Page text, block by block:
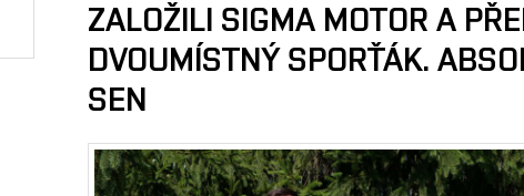
ZALOŽILI SIGMA MOTOR A
DVOUMÍSTNÝ SPORŤÁK.
SEN